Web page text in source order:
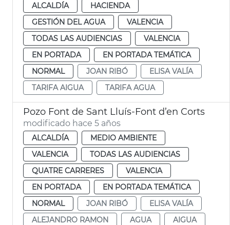
ALCALDÍA
HACIENDA
GESTIÓN DEL AGUA
VALENCIA
TODAS LAS AUDIENCIAS
VALENCIA
EN PORTADA
EN PORTADA TEMÁTICA
NORMAL
JOAN RIBÓ
ELISA VALÍA
TARIFA AIGUA
TARIFA AGUA
Pozo Font de Sant Lluís-Font d’en Corts
modificado hace 5 años
ALCALDÍA
MEDIO AMBIENTE
VALENCIA
TODAS LAS AUDIENCIAS
QUATRE CARRERES
VALENCIA
EN PORTADA
EN PORTADA TEMÁTICA
NORMAL
JOAN RIBÓ
ELISA VALÍA
ALEJANDRO RAMON
AGUA
AIGUA